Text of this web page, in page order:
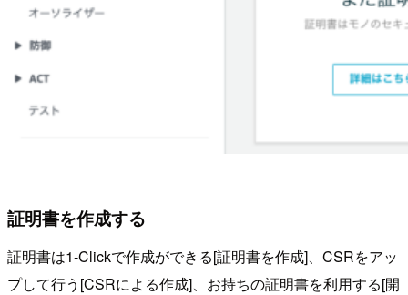
証明書を作成する
証明書は1-Clickで作成ができる[証明書を作成]、CSRをアッ
プして行う[CSRによる作成]、お持ちの証明書を利用する[開